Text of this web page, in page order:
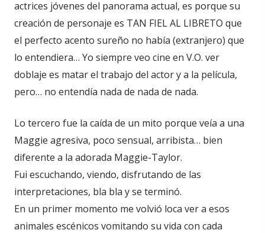
actrices jóvenes del panorama actual, es porque su
creación de personaje es TAN FIEL AL LIBRETO que
el perfecto acento sureño no había (extranjero) que
lo entendiera… Yo siempre veo cine en V.O. ver
doblaje es matar el trabajo del actor y a la película,
pero… no entendía nada de nada de nada.
Lo tercero fue la caída de un mito porque veía a una
Maggie agresiva, poco sensual, arribista… bien
diferente a la adorada Maggie-Taylor.
Fui escuchando, viendo, disfrutando de las
interpretaciones, bla bla y se terminó.
En un primer momento me volvió loca ver a esos
animales escénicos vomitando su vida con cada